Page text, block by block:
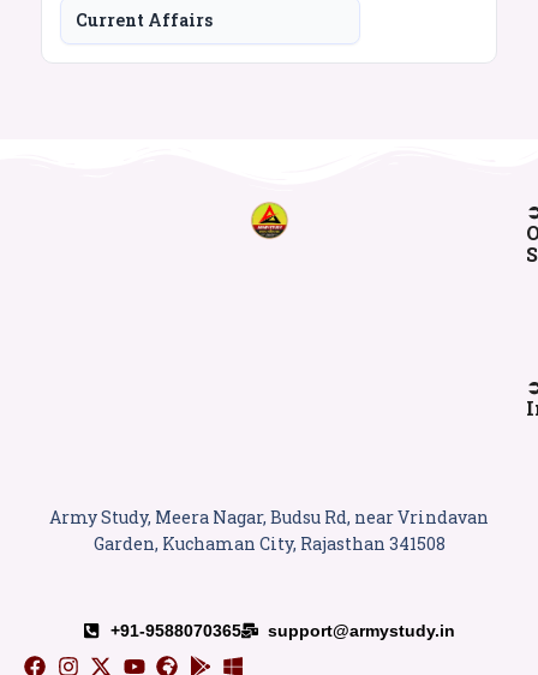
Current Affairs
Army Study, Meera Nagar, Budsu Rd, near Vrindavan
Garden, Kuchaman City, Rajasthan 341508
+91-9588070365 support@armystudy.in